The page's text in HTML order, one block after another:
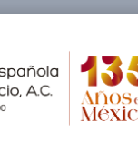
inicia una
destinos de
de